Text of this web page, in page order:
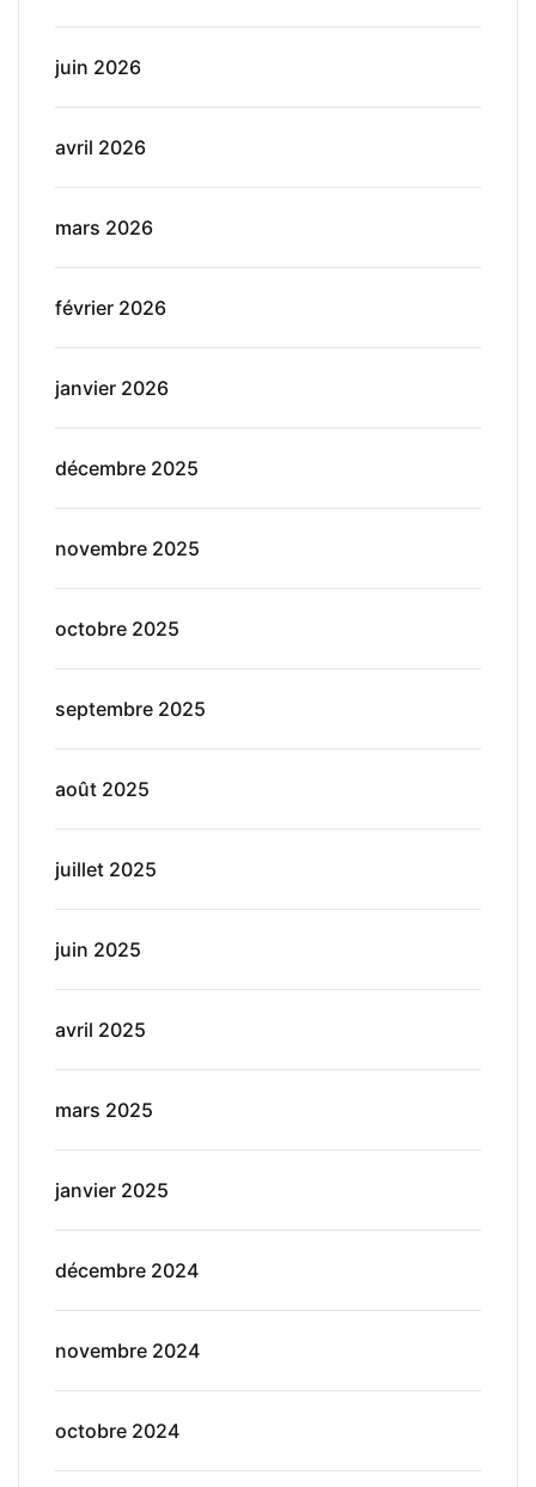
juin 2026
avril 2026
mars 2026
février 2026
janvier 2026
décembre 2025
novembre 2025
octobre 2025
septembre 2025
août 2025
juillet 2025
juin 2025
avril 2025
mars 2025
janvier 2025
décembre 2024
novembre 2024
octobre 2024